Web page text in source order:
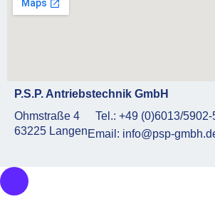
P.S.P. Antriebstechnik GmbH
Ohmstraße 4
63225 Langen
Tel.: +49 (0)6013/5902-
Email: info@psp-